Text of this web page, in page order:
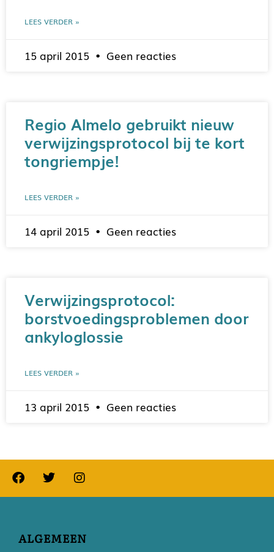
LEES VERDER »
15 april 2015 Geen reacties
Regio Almelo gebruikt nieuw
verwijzingsprotocol bij te kort
tongriempje!
LEES VERDER »
14 april 2015 Geen reacties
Verwijzingsprotocol:
borstvoedingsproblemen door
ankyloglossie
LEES VERDER »
13 april 2015 Geen reacties
ALGEMEEN